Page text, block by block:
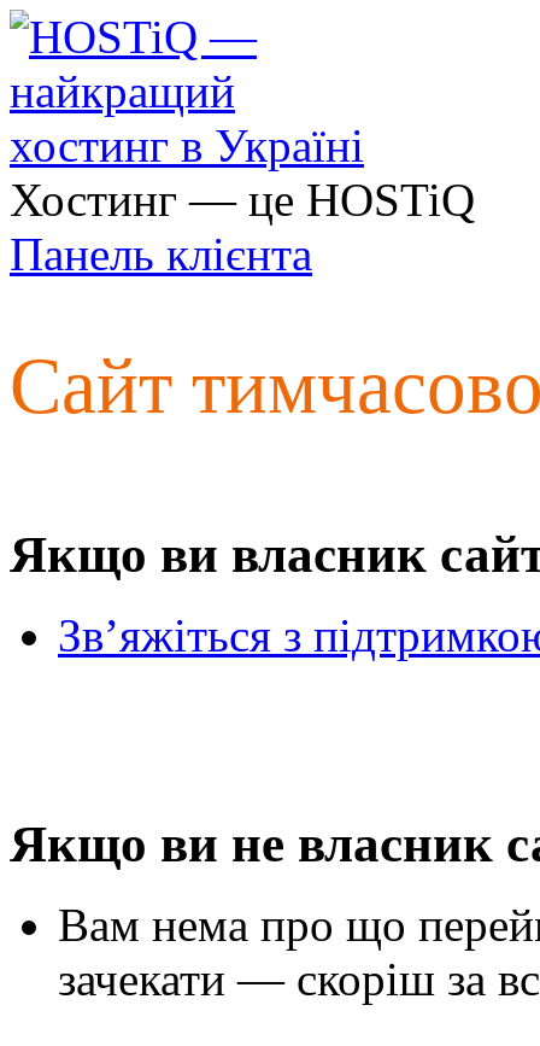
Хостинг — це HOSTiQ
Панель клієнта
Сайт
Якщо ви власник
Зв’яжіться з
Якщо ви не власник
Вам нема про що
зачекати — скоріш за